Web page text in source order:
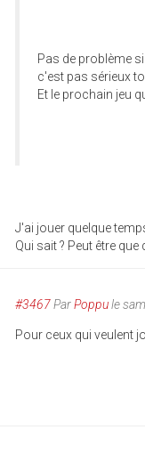
Pas de problème
c'est pas sérieux
Et le prochain jeu
J'ai jouer quelque
Qui sait ? Peut être
#3467ParPoppule
Pour ceux qui veulent